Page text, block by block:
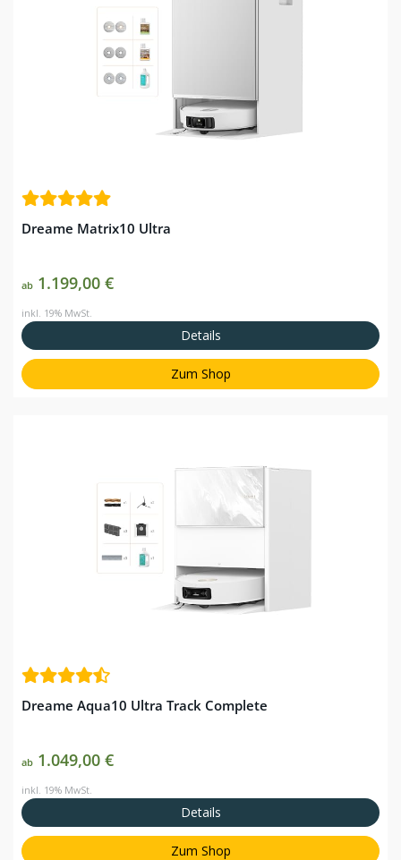
Dreame Matrix10 Ultra
ab 1.199,00 €
inkl. 19% MwSt.
Details
Zum Shop
Dreame Aqua10 Ultra Track Complete
ab 1.049,00 €
inkl. 19% MwSt.
Details
Zum Shop